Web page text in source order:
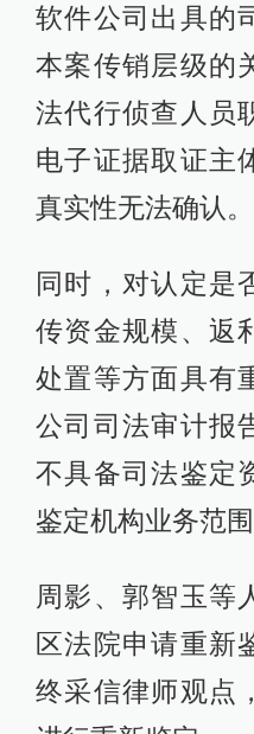
软件公司出具的
本案传销层级的
法代行侦查人员
电子证据取证主
真实性无法确认。
同时，对认定是
传资金规模、返
处置等方面具有
公司司法审计报
不具备司法鉴定
鉴定机构业务范
周影、郭智玉等
区法院申请重新
终采信律师观点